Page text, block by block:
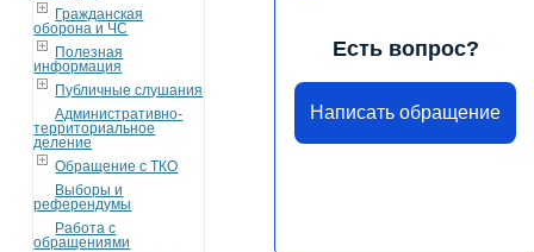
Гражданская
оборона и ЧС
Полезная
информация
Публичные слушания
Административно-
территориальное
деление
Обращение с ТКО
Выборы и
референдумы
Работа с
обращениями
Есть вопрос?
Написать обращение